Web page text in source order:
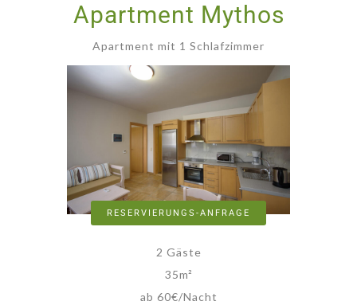
Apartment Mythos
Apartment mit 1 Schlafzimmer
RESERVIERUNGS-ANFRAGE
2 Gäste
35m²
ab 60€/Nacht